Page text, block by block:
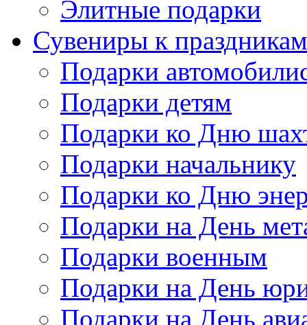
Элитные подарки
Сувениры к праздникам
Подарки
Подарки детям
Подарки ко Дню
Подарки начальнику
Подарки ко Дню
Подарки на День
Подарки военным
Подарки на День
Подарки на День